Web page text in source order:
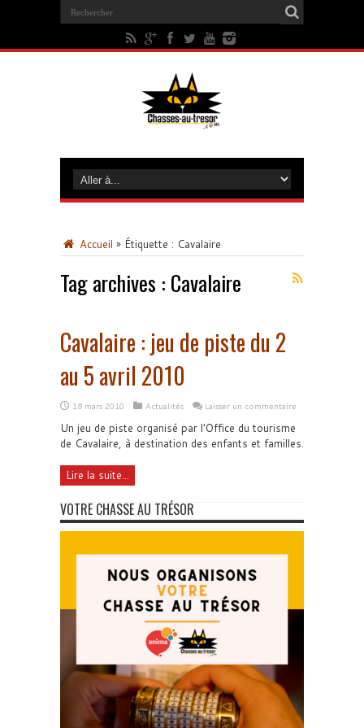
Accueil » Étiquette : Cavalaire
Tag archives : Cavalaire
Cavalaire : jeu de piste du 2
au 5 avril 2010
18 mars 2010 Actualités Laisser un commentaire
Un jeu de piste organisé par l'Office du tourisme
de Cavalaire, à destination des enfants et familles.
Lire la suite...
VOTRE CHASSE AU TRÉSOR